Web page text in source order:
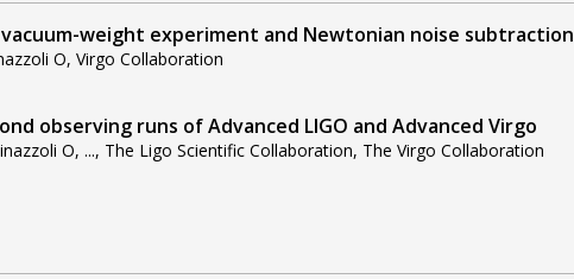
weight experiment and Newtonian noise subtraction
O, Virgo Collaboration
observing runs of Advanced LIGO and Advanced Virgo
O, ..., The Ligo Scientific Collaboration, The Virgo Collaboration